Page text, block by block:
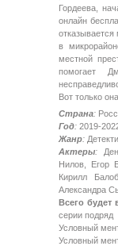
Гордеева,
онлайн
в
местной
помогает
Вот только
Страна:
Год: 2019-
Жанр:
Актеры:
Нилов, Егор
Кирилл
Александра
Всего будет
серии подряд
Условный
Условный